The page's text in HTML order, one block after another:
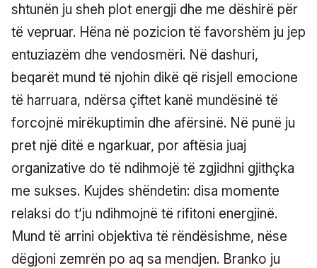
shtunën ju sheh plot energji dhe me dëshirë për
të vepruar. Hëna në pozicion të favorshëm ju jep
entuziazëm dhe vendosmëri. Në dashuri,
beqarët mund të njohin dikë që risjell emocione
të harruara, ndërsa çiftet kanë mundësinë të
forcojnë mirëkuptimin dhe afërsinë. Në punë ju
pret një ditë e ngarkuar, por aftësia juaj
organizative do të ndihmojë të zgjidhni gjithçka
me sukses. Kujdes shëndetin: disa momente
relaksi do t’ju ndihmojnë të rifitoni energjinë.
Mund të arrini objektiva të rëndësishme, nëse
dëgjoni zemrën po aq sa mendjen. Branko ju